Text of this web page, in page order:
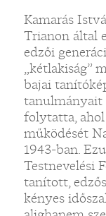
Kamarás
Trianon által
edzői
„kétlakiság”
bajai
tanulmányait
folytatta,
működését
1943-ban.
Testnevelési
tanított,
kényes